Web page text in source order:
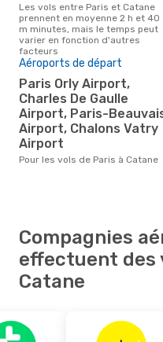
Les vols entre Paris et Catane
prennent en moyenne 2 h et 40
m minutes, mais le temps peut
varier en fonction d'autres
facteurs
Aéroports de départ
Paris Orly Airport,
Charles De Gaulle
Airport, Paris-
Airport, Chalons Vatry
Airport
Pour les vols de Paris à Catane
Compagnies
effectuent des
Catane